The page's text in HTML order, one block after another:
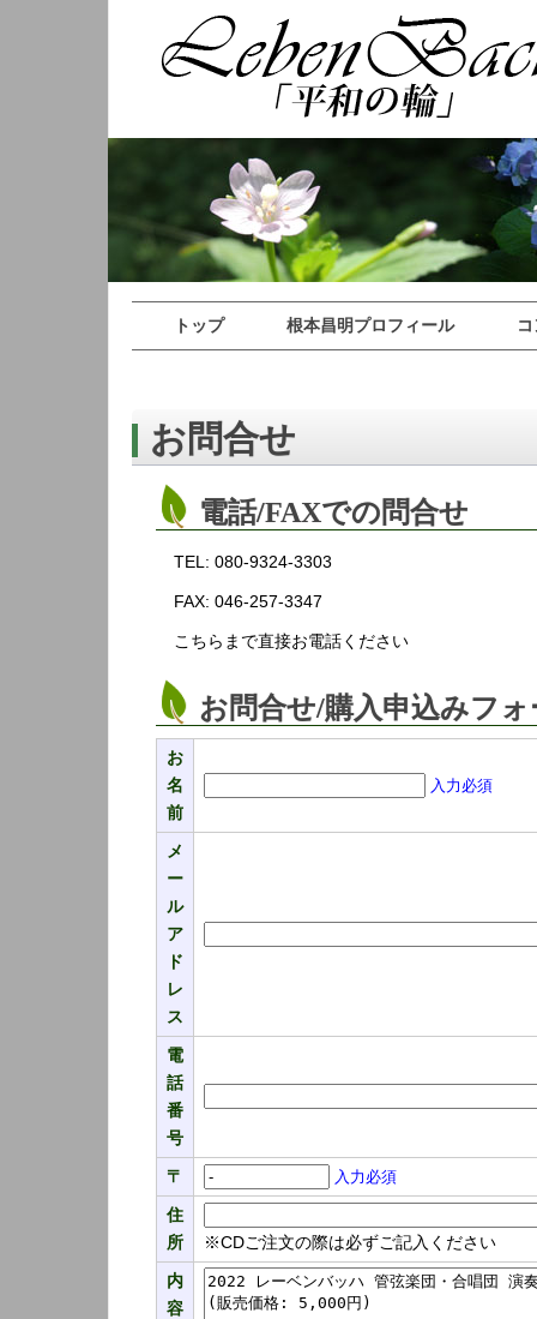
トップ 根本昌明プロフィール
お問合せ
電話/FAXでの問合せ
TEL: 080-9324-3303
FAX: 046-257-3347
こちらまで直接お電話ください
お問合せ/購入申込みフォ
お
名
前
入力必須
メ
ー
ル
ア
ド
レ
ス
電
話
番
号
〒
入力必須
住
所
※CDご注文の際は必ずご記入ください
内
容